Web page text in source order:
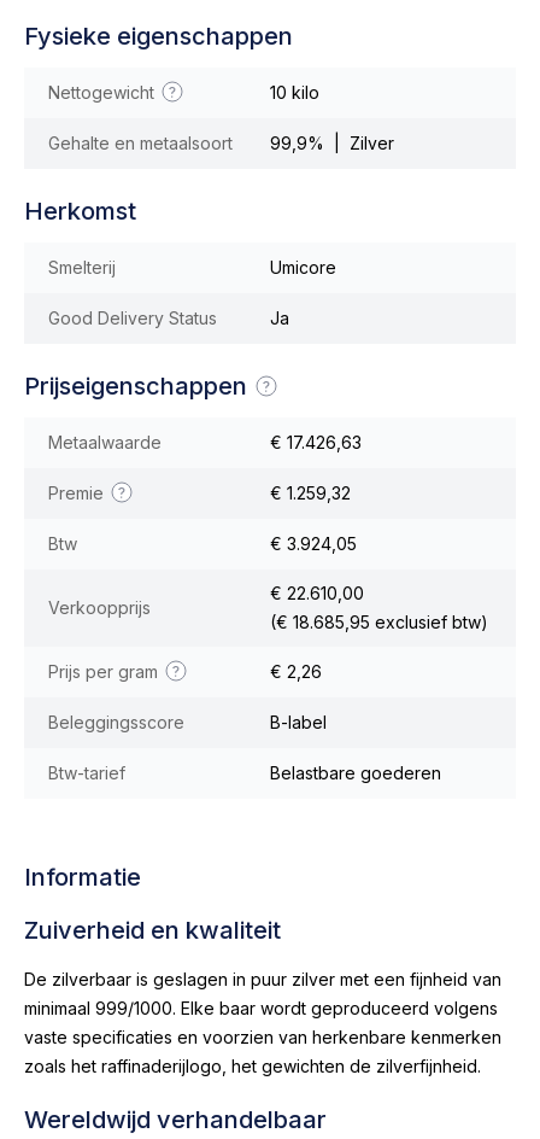
Fysieke eigenschappen
Nettogewicht 10 kilo
Gehalte en metaalsoort 99,9% | Zilver
Herkomst
Smelterij Umicore
Good Delivery Status Ja
Prijseigenschappen
Metaalwaarde € 17.426,63
Premie € 1.259,32
Btw € 3.924,05
Verkoopprijs
€ 22.610,00
(€ 18.685,95 exclusief btw)
Prijs per gram € 2,26
Beleggingsscore B-label
Btw-tarief Belastbare goederen
Informatie
Zuiverheid en kwaliteit
De zilverbaar is geslagen in puur zilver met een fijnheid van
minimaal 999/1000. Elke baar wordt geproduceerd volgens
vaste specificaties en voorzien van herkenbare kenmerken
zoals het raffinaderijlogo, het gewichten de zilverfijnheid.
Wereldwijd verhandelbaar